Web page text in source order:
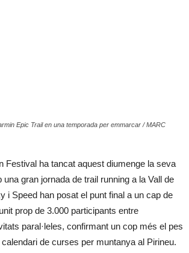
Epic Trail en una temporada per emmarcar / MARC
Festival ha tancat aquest diumenge la seva
gran jornada de trail running a la Vall de
i Speed han posat el punt final a un cap de
prop de 3.000 participants entre
paral·leles, confirmant un cop més el pes
de curses per muntanya al Pirineu.